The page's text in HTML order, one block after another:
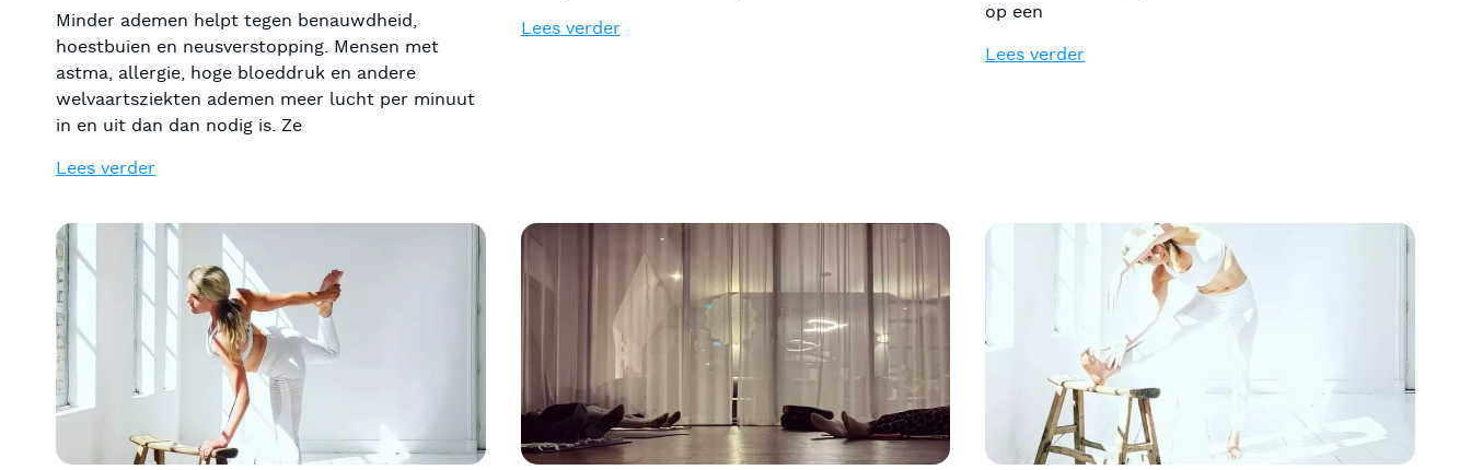
Minder ademen helpt tegen benauwdheid,
hoestbuien en neusverstopping. Mensen met
astma, allergie, hoge bloeddruk en andere
welvaartsziekten ademen meer lucht per minuut
in en uit dan dan nodig is. Ze
Lees verder
Lees verder
op een
Lees verder